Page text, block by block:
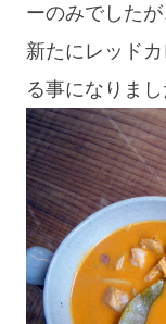
ーのみでしたが
新たにレッド
る事になりまし